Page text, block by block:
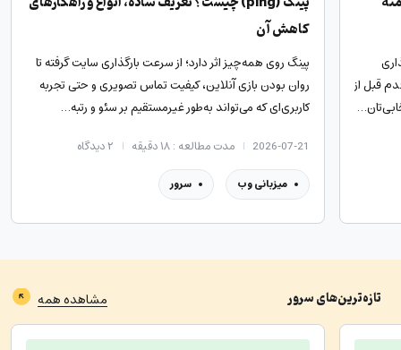
قبل از
کاهش آن
پینگ روی همه‌چیز اثر دارد؛ از سرعت بارگذاری سایت گرفته تا
روان بودن بازی آنلاین، کیفیت تماس تصویری و حتی تجربه
کاربری‌ای که می‌تواند به‌طور غیرمستقیم بر سئو و رتبه…
2026-07-21 مدت مطالعه : ۱۸ دقیقه ۲دیدگاه
میزبانی وب سرور
تازه‌ترین‌هایسرور مشاهده همه